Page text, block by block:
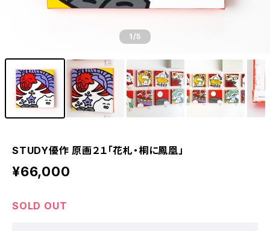
1/5
STUDY優作 原画２１「花札・桐に鳳凰」
¥66,000
SOLD OUT